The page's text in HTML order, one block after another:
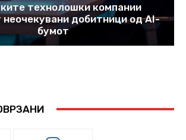
технолошки компании
неочекувани добитници од AI-
бумот